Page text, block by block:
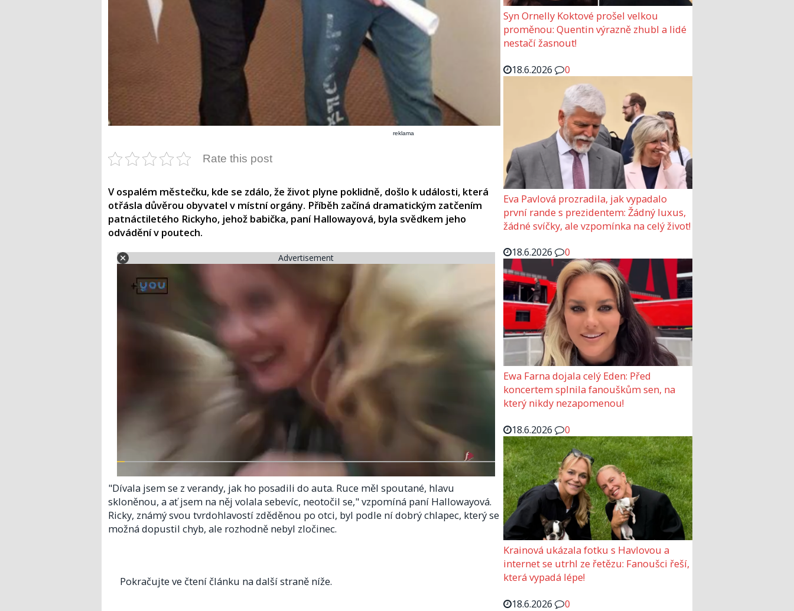
reklama
Rate this post
V ospalém městečku, kde se zdálo, že život plyne poklidně, došlo k události, která
otřásla důvěrou obyvatel v místní orgány. Příběh začíná dramatickým zatčením
patnáctiletého Rickyho, jehož babička, paní Hallowayová, byla svědkem jeho
odvádění v poutech.​
Advertisement
"Dívala jsem se z verandy, jak ho posadili do auta. Ruce měl spoutané, hlavu
skloněnou, a ať jsem na něj volala sebevíc, neotočil se," vzpomíná paní Hallowayová.​
Ricky, známý svou tvrdohlavostí zděděnou po otci, byl podle ní dobrý chlapec, který se
možná dopustil chyb, ale rozhodně nebyl zločinec.
Pokračujte ve čtení článku na další straně níže.
Syn Ornelly Koktové prošel velkou
proměnou: Quentin výrazně zhubl a lidé
nestačí žasnout!
18.6.2026
0
Eva Pavlová prozradila, jak vypadalo
první rande s prezidentem: Žádný luxus,
žádné svíčky, ale vzpomínka na celý život!
18.6.2026
0
Ewa Farna dojala celý Eden: Před
koncertem splnila fanouškům sen, na
který nikdy nezapomenou!
18.6.2026
0
Krainová ukázala fotku s Havlovou a
internet se utrhl ze řetězu: Fanoušci řeší,
která vypadá lépe!
18.6.2026
0